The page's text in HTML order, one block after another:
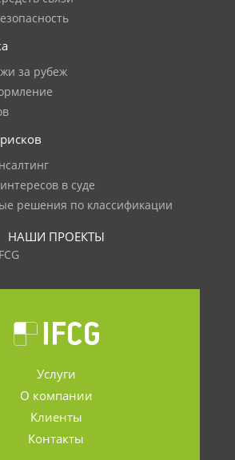
за рубеж
в суде
решения по классификации
НАШИ ПРОЕКТЫ
Услуги
О компании
Клиенты
Контакты